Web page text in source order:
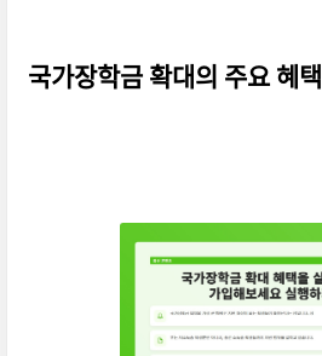
국가장학금 확대의 주요 혜택